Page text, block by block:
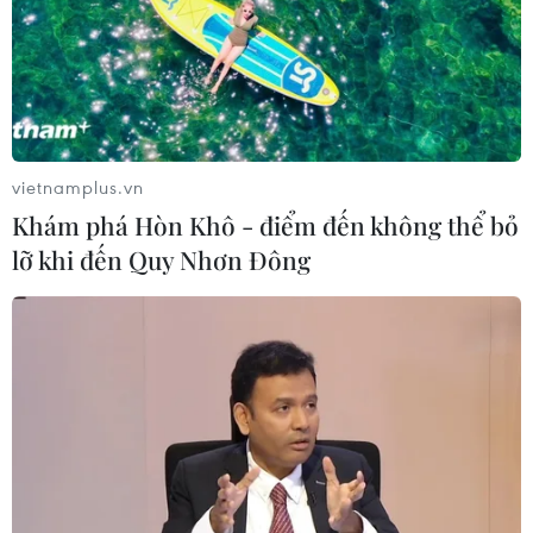
04/08/2026 08:08
Bộ Y tế ban hành Kế hoạch dự phòng
thương tích giai đoạn 2026-2030
Hệ thống y tế đa cực, đưa y tế đến
gần dân
Bộ Y tế đề xuất 8 nhóm chính sách
trong sửa đổi Luật hiến, ghép mô,
vietnamplus.vn
Khám phá Hòn Khô - điểm đến không thể bỏ
lỡ khi đến Quy Nhơn Đông